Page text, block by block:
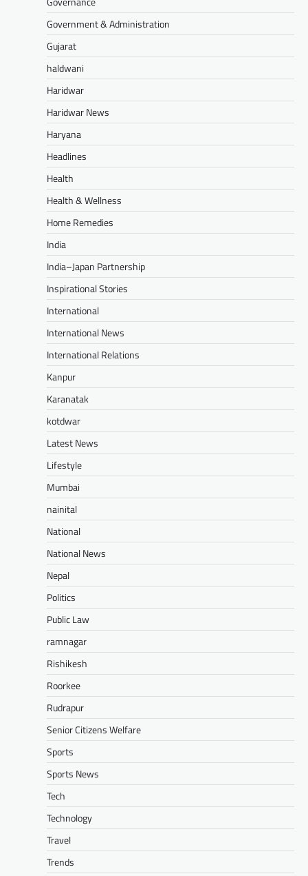
Government & Administration
Gujarat
haldwani
Haridwar
Haridwar News
Haryana
Headlines
Health
Health & Wellness
Home Remedies
India
India–Japan Partnership
Inspirational Stories
International
International News
International Relations
Kanpur
Karanatak
kotdwar
Latest News
Lifestyle
Mumbai
nainital
National
National News
Nepal
Politics
Public Law
ramnagar
Rishikesh
Roorkee
Rudrapur
Senior Citizens Welfare
Sports
Sports News
Tech
Technology
Travel
Trends